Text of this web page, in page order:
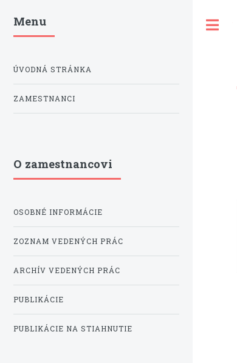
Menu
ÚVODNÁ STRÁNKA
ZAMESTNANCI
O zamestnancovi
OSOBNÉ INFORMÁCIE
ZOZNAM VEDENÝCH PRÁC
ARCHÍV VEDENÝCH PRÁC
PUBLIKÁCIE
PUBLIKÁCIE NA STIAHNUTIE